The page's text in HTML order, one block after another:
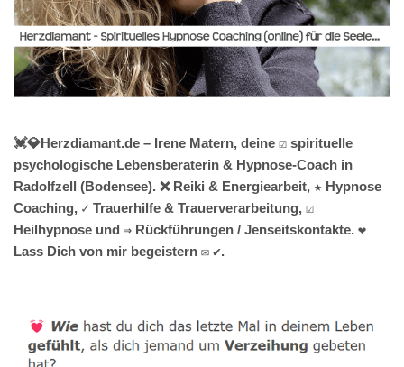
💓️💎Herzdiamant.de – Irene Matern, deine ☑️ spirituelle
psychologische Lebensberaterin & Hypnose-Coach in
Radolfzell (Bodensee). ❌ Reiki & Energiearbeit, ★ Hypnose
Coaching, ✓ Trauerhilfe & Trauerverarbeitung, ☑️
Heilhypnose und ⇒ Rückführungen / Jenseitskontakte. ❤
Lass Dich von mir begeistern ✉ ✔.